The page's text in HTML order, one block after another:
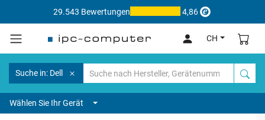
29.543 Bewertungen 4,86
CH
Suche in: Dell
Wählen Sie Ihr Gerät